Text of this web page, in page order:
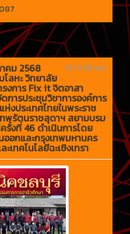
1 ปี ที่ผ่านมา
คม 2568
ลหะ วิทยาลัย
งการ Fix it จิตอาสา
การประชุมวิชาการองค์การ
งประเทศไทยในพระราช
พรัตนราชสุดาฯ สยามบรม
รั้งที่ 46 ดำเนินการโดย
ออกและกรุงเทพมหานคร
เทคโนโลยีฉะเชิงเทรา